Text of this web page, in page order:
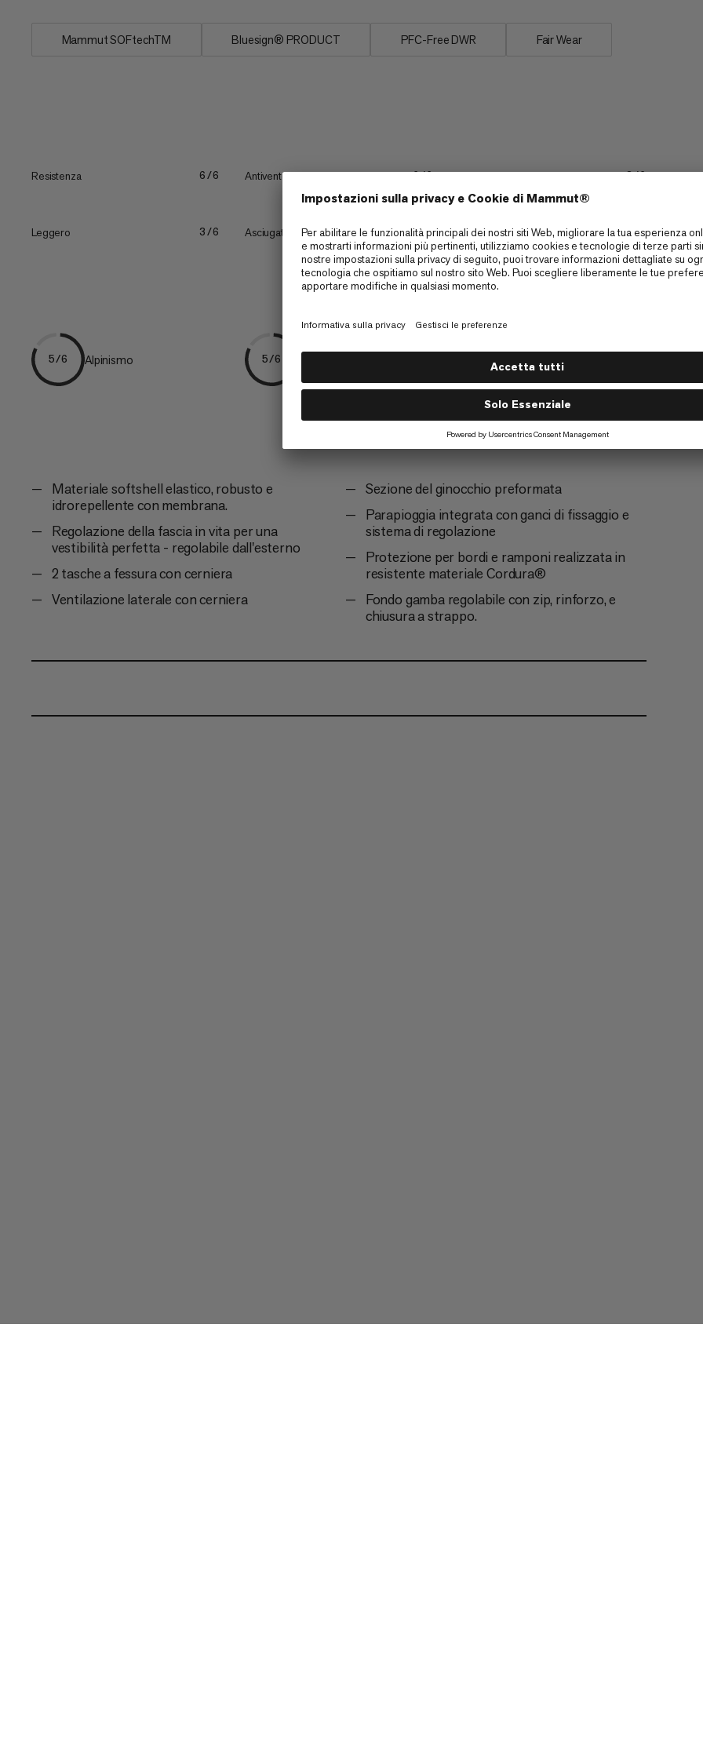
Mammut SOFtechTM Bluesign® PRODUCT PFC-Free DWR Fair Wear
Resistenza 6/6 Antivento 6/6 Confezionabilità 3/6
Leggero 3/6 Asciugatura rapida 3/6 Traspirabilità 2/6
5/6 Alpinismo 5/6
Materiale softshell elastico, robusto e
idrorepellente con membrana.
Regolazione della fascia in vita per una
vestibilità perfetta - regolabile dall'esterno
2 tasche a fessura con cerniera
Ventilazione laterale con cerniera
Sezione del ginocchio preformata
Parapioggia integrata con ganci di fissaggio e
sistema di regolazione
Protezione per bordi e ramponi realizzata in
resistente materiale Cordura®
Fondo gamba regolabile con zip, rinforzo, e
chiusura a strappo.